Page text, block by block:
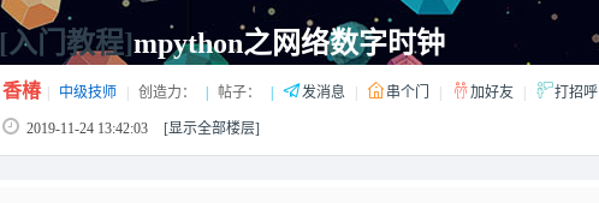
[入门教程]mpython之网络数字时钟
香椿 中级技师 创造力： 帖子： 发消息 串个门 加好友 打招呼
2019-11-24 13:42:03 [显示全部楼层]